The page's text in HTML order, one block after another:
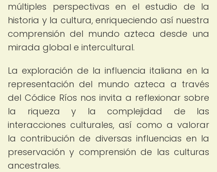
múltiples perspectivas en el estudio de la
historia y la cultura, enriqueciendo así nuestra
comprensión del mundo azteca desde una
mirada global e intercultural.
La exploración de la influencia italiana en la
representación del mundo azteca a través
del Códice Ríos nos invita a reflexionar sobre
la riqueza y la complejidad de las
interacciones culturales, así como a valorar
la contribución de diversas influencias en la
preservación y comprensión de las culturas
ancestrales.